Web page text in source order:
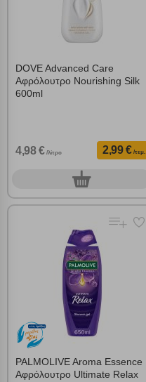
DOVE Advanced Care
Αφρόλουτρο Nourishing Silk
600ml
4,98 € /λίτρο 2,99 € /τεμ.
0τεμ.
PALMOLIVE Aroma Essence
Αφρόλουτρο Ultimate Relax